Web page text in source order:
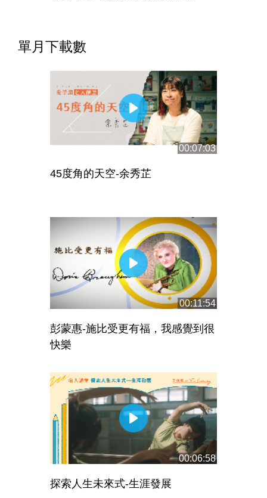
單月下載數
00:07:03
45度角的天空-余秀芷
00:11:54
彭蒙惠-施比受更有福，我感覺到很
快樂
00:06:58
探索人生未來式-生涯發展